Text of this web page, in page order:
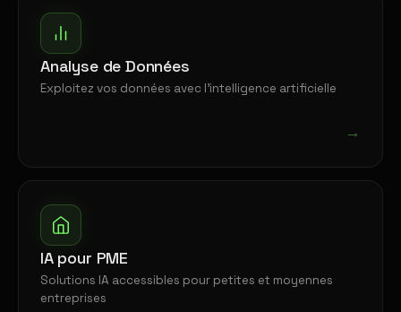
Analyse de Données
Exploitez vos données avec l'intelligence artificielle
→
IA pour PME
Solutions IA accessibles pour petites et moyennes
entreprises